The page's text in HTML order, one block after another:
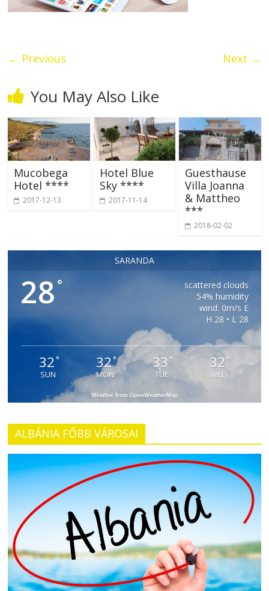
← Previous Next →
You May Also Like
Mucobega
Hotel ****
2017-12-13
Hotel Blue
Sky ****
2017-11-14
Guesthause
Villa Joanna
& Mattheo
***
2018-02-02
SARANDA
28 °
scattered clouds
54% humidity
wind: 0m/s E
H 28 • L 28
32°
SUN
32°
MON
33 °
TUE
32 °
WED
Weather from OpenWeatherMap
ALBÁNIA FŐBB VÁROSAI